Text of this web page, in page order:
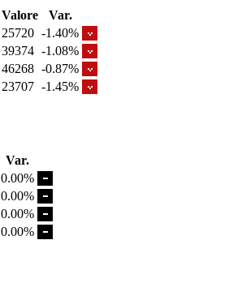
Valore
Var.
25720 -1.40%
39374 -1.08%
46268 -0.87%
23707 -1.45%
Var.
0.00%
0.00%
0.00%
0.00%